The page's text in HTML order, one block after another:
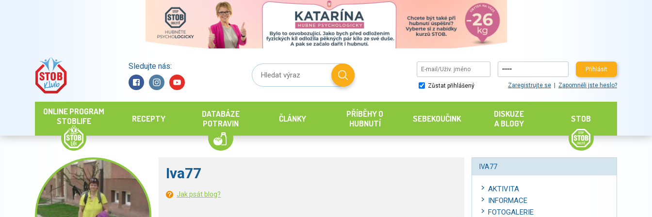
Sledujte nás: Přihlásit
Zůstat přihlášený Zaregistrujte se Zapomněli jste heslo?
ONLINE PROGRAM
STOBLIFE
RECEPTY
DATABÁZE
POTRAVIN
ČLÁNKY
PŘÍBĚHY O
HUBNUTÍ
SEBEKOUČINK
DISKUZE
A BLOGY
STOB
Iva77
Jak psát blog?
IVA77
AKTIVITA
INFORMACE
FOTOGALERIE